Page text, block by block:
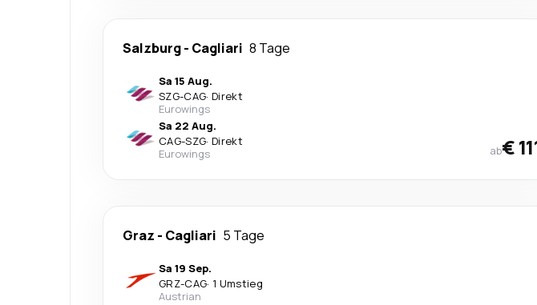
Salzburg- Cagliari 8 Tage
Sa 15 Aug.
SZG-CAG· Direkt
Eurowings
Sa 22 Aug.
CAG-SZG· Direkt
Eurowings
ab€
Graz - Cagliari 5 Tage
Sa 19 Sep.
GRZ-CAG· 1 Umstieg
Austrian